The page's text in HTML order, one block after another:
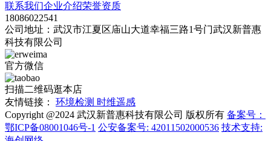
联系我们企业介绍荣誉资质
18086022541
公司地址：武汉市江夏区庙山大道幸福三路1号门武汉新普惠
科技有限公司
官方微信
扫描二维码逛本店
友情链接： 环境检测 时维遥感
Copyright @2024 武汉新普惠科技有限公司 版权所有 备案号：
鄂ICP备08001046号-1 公安备案号: 42011502000536 技术支持: